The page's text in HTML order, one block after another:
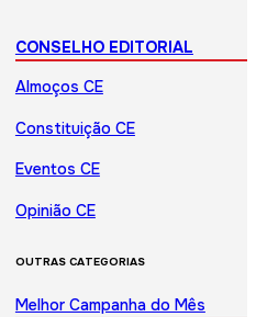
CONSELHO EDITORIAL
Almoços CE
Constituição CE
Eventos CE
Opinião CE
OUTRAS CATEGORIAS
Melhor Campanha do Mês